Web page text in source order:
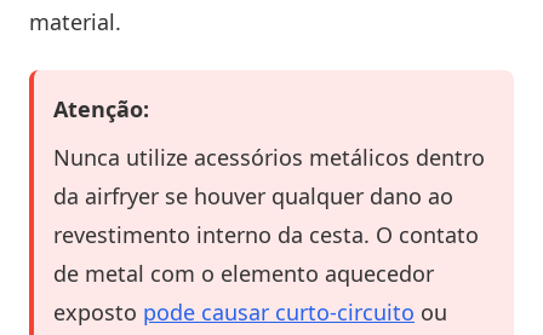
material.
Atenção:
Nunca utilize acessórios metálicos dentro
da airfryer se houver qualquer dano ao
revestimento interno da cesta. O contato
de metal com o elemento aquecedor
exposto pode causar curto-circuito ou